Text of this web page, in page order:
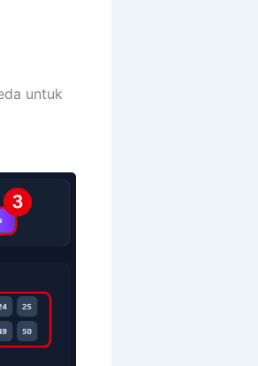
untuk